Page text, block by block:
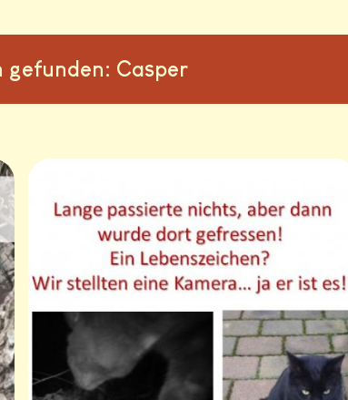
gefunden: Casper